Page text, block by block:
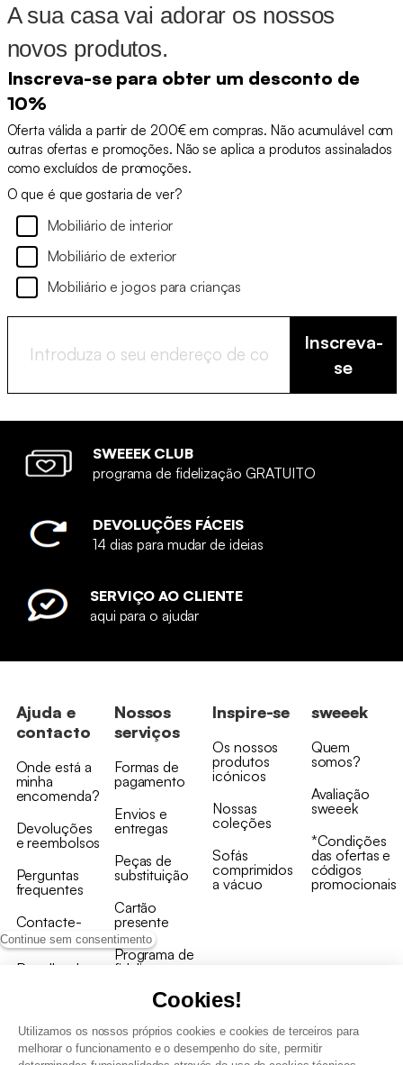
Continue sem consentimento
Cookies!
Utilizamos os nossos próprios cookies e cookies de terceiros para
melhorar o funcionamento e o desempenho do site, permitir
A sua casa vai adorar os nossos
novos produtos.
Inscreva-se para obter um desconto de
10%
Oferta válida a partir de 200€ em compras. Não acumulável com
outras ofertas e promoções. Não se aplica a produtos assinalados
como excluídos de promoções.
O que é que gostaria de ver?
Mobiliário de interior
Mobiliário de exterior
Mobiliário e jogos para crianças
Inscreva-
se
SWEEEK CLUB
programa de fidelização GRATUITO
DEVOLUÇÕES FÁCEIS
14 dias para mudar de ideias
SERVIÇO AO CLIENTE
aqui para o ajudar
Ajuda e
contacto
Onde está a
minha
encomenda?
Devoluções
e reembolsos
Perguntas
frequentes
Contacte-
nos
Recolha de
Nossos
serviços
Formas de
pagamento
Envios e
entregas
Peças de
substituição
Cartão
presente
Programa de
fidelizaçao
Inspire-se
Os nossos
produtos
icónicos
Nossas
coleções
Sofás
comprimidos
a vácuo
sweeek
Quem
somos?
Avaliação
sweeek
*Condições
das ofertas e
códigos
promocionais